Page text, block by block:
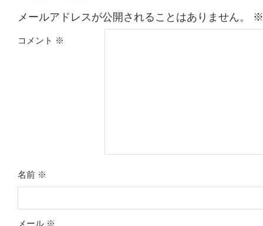
メールアドレスが公開されることはありません。 ※
コメント ※
名前 ※
メール ※